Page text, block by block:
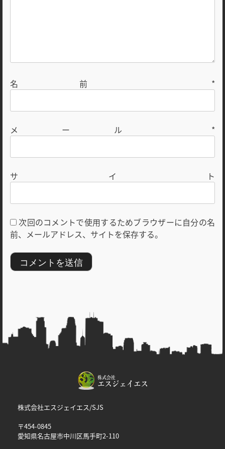
名前 *
メール *
サイト
次回のコメントで使用するためブラウザーに自分の名
前、メールアドレス、サイトを保存する。
株式会社エスジェイエス/SJS
〒454-0845
愛知県名古屋市中川区馬手町2-110